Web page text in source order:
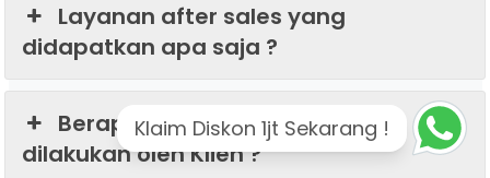
Layanan after sales yang
didapatkan apa saja ?
Berapa kali revisi yang bisa
dilakukan oleh Klien ?
Klaim Diskon 1jt Sekarang !